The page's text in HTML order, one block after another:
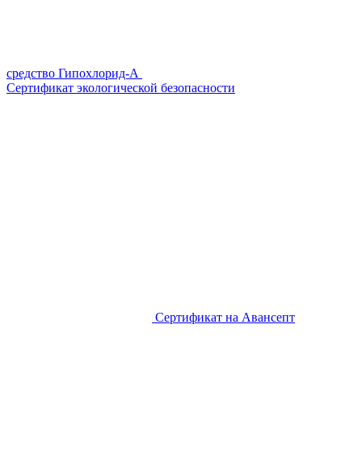
средство Гипохлорид-А
Сертификат экологической безопасности
Сертификат на Авансепт